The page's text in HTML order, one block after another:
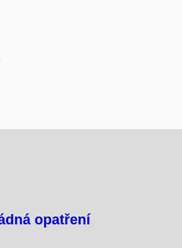
opatření